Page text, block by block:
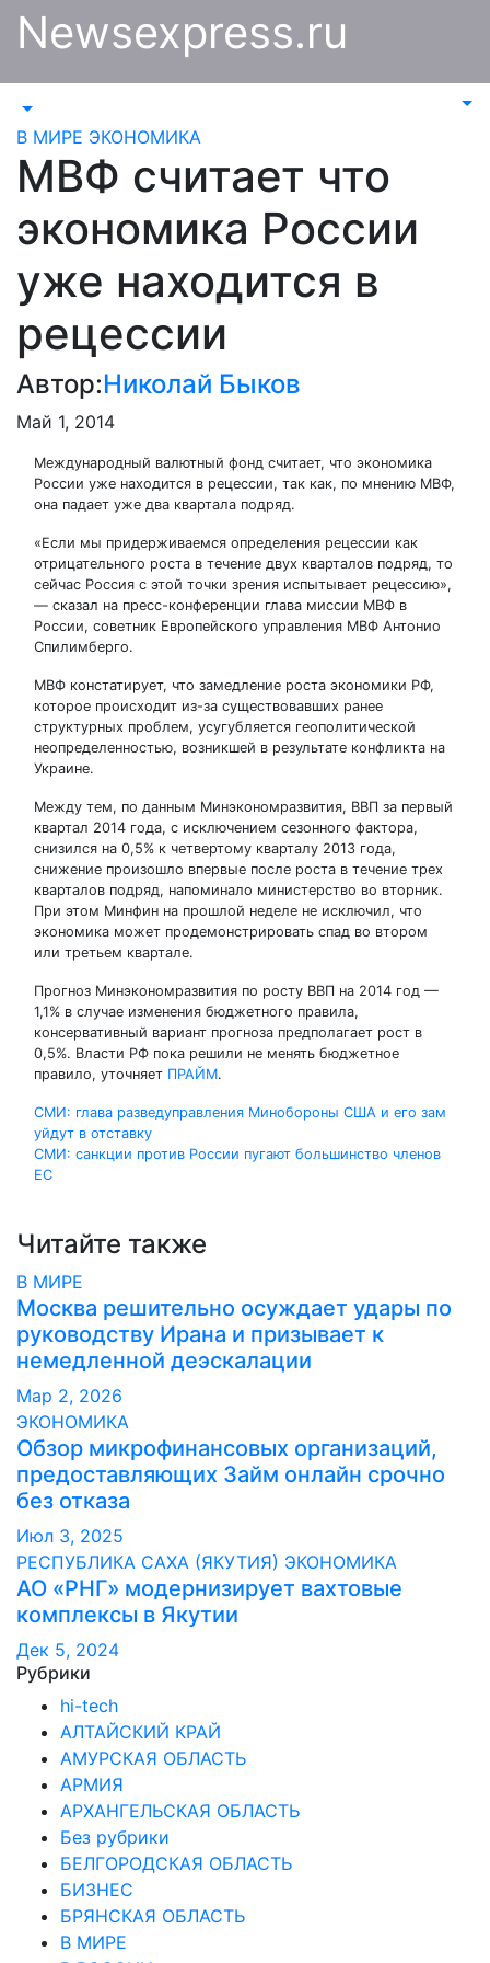
Перейти
Newsexpress.ru
В МИРЕ ЭКОНОМИКА
МВФ считает что
экономика России
уже находится в
рецессии
Автор:Николай Быков
Май 1, 2014
Международный валютный фонд считает, что экономика
России уже находится в рецессии, так как, по мнению МВФ,
она падает уже два квартала подряд.
«Если мы придерживаемся определения рецессии как
отрицательного роста в течение двух кварталов подряд, то
сейчас Россия с этой точки зрения испытывает рецессию»,
— сказал на пресс-конференции глава миссии МВФ в
России, советник Европейского управления МВФ Антонио
Спилимберго.
МВФ констатирует, что замедление роста экономики РФ,
которое происходит из-за существовавших ранее
структурных проблем, усугубляется геополитической
неопределенностью, возникшей в результате конфликта на
Украине.
Между тем, по данным Минэкономразвития, ВВП за первый
квартал 2014 года, с исключением сезонного фактора,
снизился на 0,5% к четвертому кварталу 2013 года,
снижение произошло впервые после роста в течение трех
кварталов подряд, напоминало министерство во вторник.
При этом Минфин на прошлой неделе не исключил, что
экономика может продемонстрировать спад во втором
или третьем квартале.
Прогноз Минэкономразвития по росту ВВП на 2014 год —
1,1% в случае изменения бюджетного правила,
консервативный вариант прогноза предполагает рост в
0,5%. Власти РФ пока решили не менять бюджетное
правило, уточняет ПРАЙМ.
Навигация
по
СМИ: глава разведуправления Минобороны США и его зам
уйдут в отставку
СМИ: санкции против России пугают большинство членов
ЕС
Читайте также
В МИРЕ
Москва решительно осуждает удары по
руководству Ирана и призывает к
немедленной деэскалации
Мар 2, 2026
ЭКОНОМИКА
Обзор микрофинансовых организаций,
предоставляющих Займ онлайн срочно
без отказа
Июл 3, 2025
РЕСПУБЛИКА САХА (ЯКУТИЯ) ЭКОНОМИКА
АО «РНГ» модернизирует вахтовые
комплексы в Якутии
Дек 5, 2024
Рубрики
hi-tech
АЛТАЙСКИЙ КРАЙ
АМУРСКАЯ ОБЛАСТЬ
АРМИЯ
АРХАНГЕЛЬСКАЯ ОБЛАСТЬ
Без рубрики
БЕЛГОРОДСКАЯ ОБЛАСТЬ
БИЗНЕС
БРЯНСКАЯ ОБЛАСТЬ
В МИРЕ